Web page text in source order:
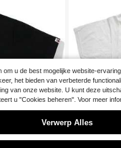
u de best mogelijke website-
het bieden van verbeterde
van onze website. U kunt deze
u "Cookies beheren". Voor meer
Verwerp Alles